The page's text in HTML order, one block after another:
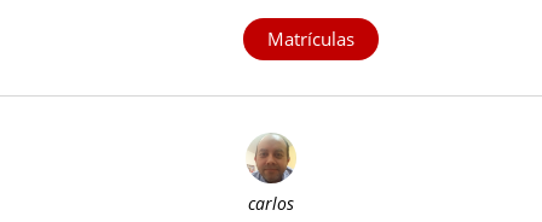
Matrículas
carlos